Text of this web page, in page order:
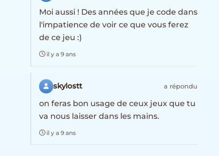
Moi aussi ! Des années que je code dans
l'impatience de voir ce que vous ferez
de ce jeu :)
il y a 9 ans
skylostt a répondu
on feras bon usage de ceux jeux que tu
va nous laisser dans les mains.
il y a 9 ans